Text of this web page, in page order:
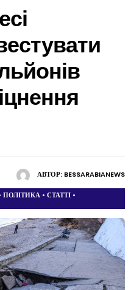
АВТОР: BESSARABIANEWS
ПОЛІТИКА • СТАТТІ •